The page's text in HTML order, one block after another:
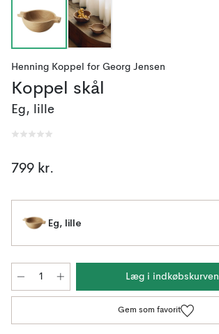
Henning Koppel for Georg Jensen
Koppel skål
Eg, lille
799 kr.
Eg, lille
Læg i indkøbskurven
Gem som favorit